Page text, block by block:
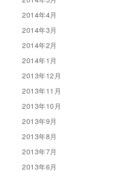
2014年4月
2014年3月
2014年2月
2014年1月
2013年12月
2013年11月
2013年10月
2013年9月
2013年8月
2013年7月
2013年6月